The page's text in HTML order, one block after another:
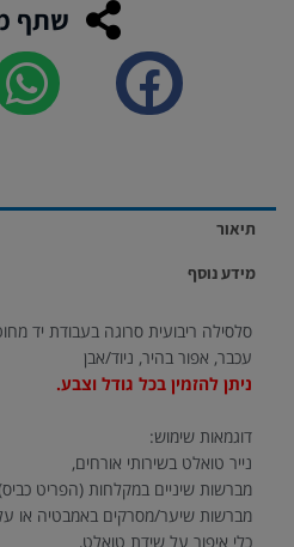
שתף
תיאור
מידע נוסף
סלסילה ריבועית סרוגה בעבודת יד
עכבר, אפור בהיר, ניוד/אבן
ניתן להזמין בכל גודל וצבע.
דוגמאות שימוש:
נייר טואלט בשירותי אורחים,
מברשות שיניים במקלחות (הפריט
מברשות שיער/מסרקים באמבטיה או
כלי איפור על שידת טואלט,